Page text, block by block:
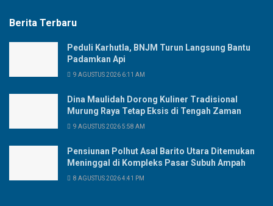
Berita Terbaru
Peduli Karhutla, BNJM Turun Langsung Bantu
Padamkan Api
9 AGUSTUS 2026 6:11 AM
Dina Maulidah Dorong Kuliner Tradisional
Murung Raya Tetap Eksis di Tengah Zaman
9 AGUSTUS 2026 5:58 AM
Pensiunan Polhut Asal Barito Utara Ditemukan
Meninggal di Kompleks Pasar Subuh Ampah
8 AGUSTUS 2026 4:41 PM